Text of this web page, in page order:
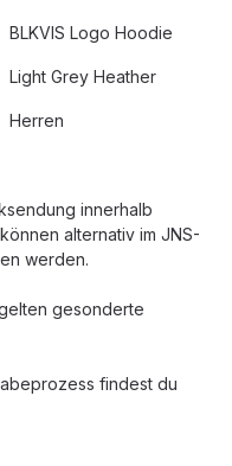
BLKVIS Logo Hoodie
Light Grey Heather
Herren
innerhalb
alternativ im JNS-
werden.
gesonderte
findest du